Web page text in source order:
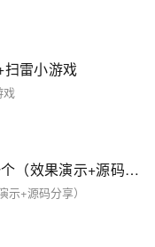
雷小游戏
戏
win11没有扫雷了？咱用python做一个（效果演示+源码分享）
+源码分享）